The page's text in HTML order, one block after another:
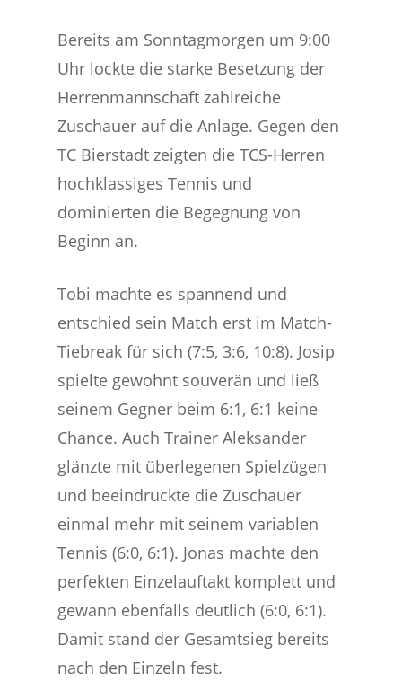
Bereits am Sonntagmorgen um 9:00
Uhr lockte die starke Besetzung der
Herrenmannschaft zahlreiche
Zuschauer auf die Anlage. Gegen den
TC Bierstadt zeigten die TCS-Herren
hochklassiges Tennis und
dominierten die Begegnung von
Beginn an.
Tobi machte es spannend und
entschied sein Match erst im Match-
Tiebreak für sich (7:5, 3:6, 10:8). Josip
spielte gewohnt souverän und ließ
seinem Gegner beim 6:1, 6:1 keine
Chance. Auch Trainer Aleksander
glänzte mit überlegenen Spielzügen
und beeindruckte die Zuschauer
einmal mehr mit seinem variablen
Tennis (6:0, 6:1). Jonas machte den
perfekten Einzelauftakt komplett und
gewann ebenfalls deutlich (6:0, 6:1).
Damit stand der Gesamtsieg bereits
nach den Einzeln fest.